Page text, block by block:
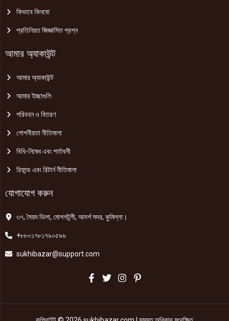
কিভাবে কিনবো
প্রতিনিয়ত জিজ্ঞাসিত প্রশ্ন
আমার অ্যাকাউন্ট
আমার অ্যাকাউন্ট
আমার ইচ্ছাগুলি
পরিবহন ও বিতরণ
গোপনীয়তা নীতিমালা
বিধি-নিষেধ এবং শর্তাবলী
রিফান্ড এবং রিটার্ন নীতিমালা
যোগাযোগ করুন
৩৭, সৈয়দ ভিলা, মোগলটুলী, আদর্শ সদর, কুমিল্লা।
+৮৮০১৭৮১৭৯০৫৯৬
sukhibazar@support.com